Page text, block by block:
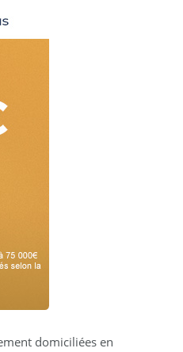
domiciliées en